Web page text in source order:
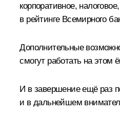
корпоративное,
в рейтинге Всемирного
Дополнительные
смогут работать на
И в завершение ещё раз
и в дальнейшем